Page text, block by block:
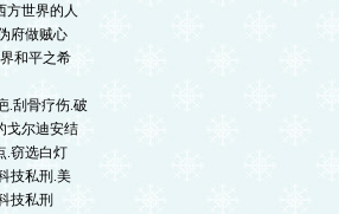
方世界的人
府做贼心
和平之希
.刮骨疗伤.破
戈尔迪安结
.窃选白灯
技私刑.美
技私刑